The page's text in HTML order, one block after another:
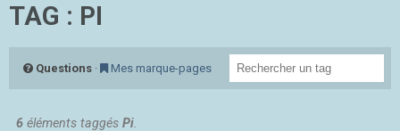
TAG : PI
Questions · Mes marque-pages
6 éléments taggés Pi